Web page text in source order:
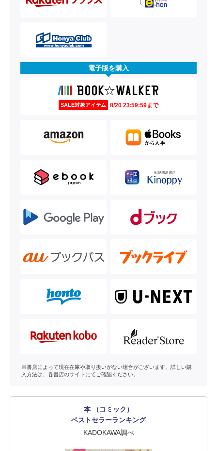
電子版を購入
SALE対象アイテム 8/20 23:59:59まで
※書店によって現在在庫や取り扱いがない場合がございます。詳しい購
入方法は、各書店のサイトにてご確認ください。
本 （コミック）
ベストセラーランキング
KADOKAWA調べ